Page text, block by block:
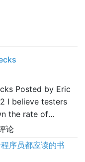
Eric
the rate of
up, wi
论
序员都应读的书